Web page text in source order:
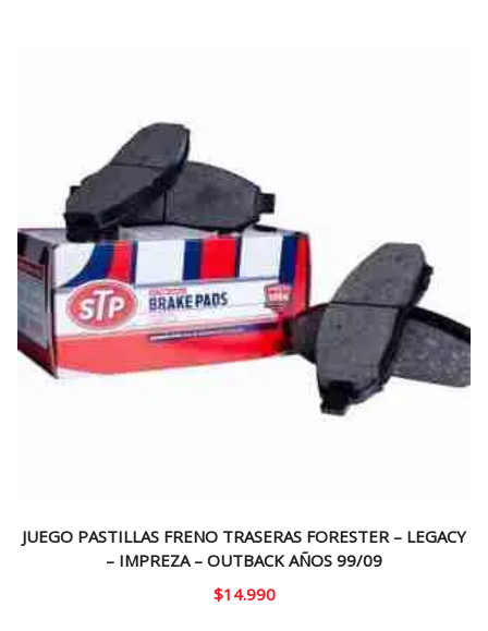
JUEGO PASTILLAS FRENO TRASERAS FORESTER – LEGACY
– IMPREZA – OUTBACK AÑOS 99/09
$14.990